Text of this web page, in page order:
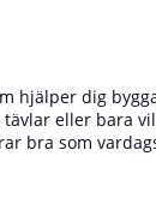
hjälper dig
eller bara
bra som
protein
och blandas